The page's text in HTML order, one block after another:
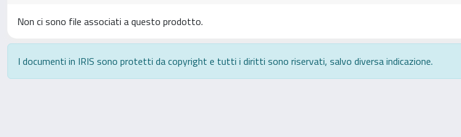
Non ci sono file associati a questo prodotto.
I documenti in IRIS sono protetti da copyright e tutti i diritti sono riservati, salvo diversa indicazione.